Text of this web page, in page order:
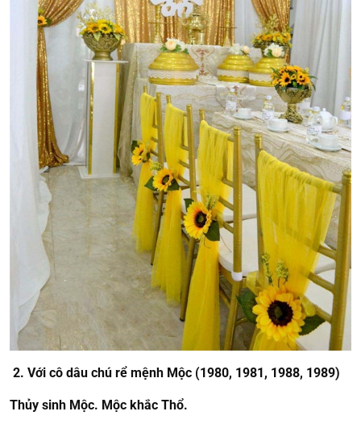
2. Với cô dâu chú rể mệnh Mộc (1980, 1981, 1988, 1989)
Thủy sinh Mộc. Mộc khắc Thổ.